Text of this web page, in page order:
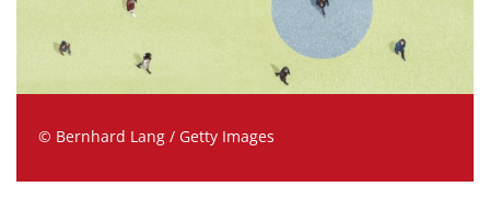
© Bernhard Lang / Getty Images